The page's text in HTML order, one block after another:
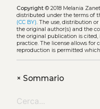
Copyright© 2018 Melania
distributed under the terms of
(CC BY). The use, distribution
the original author(s) and the
the original publication is
practice. The license allows for
reproduction is permitted
+Sommario